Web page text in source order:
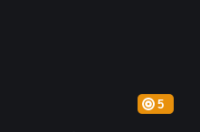
5